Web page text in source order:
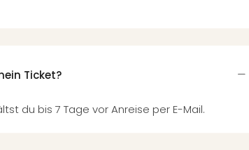
Ticket?
du bis 7 Tage vor Anreise per E-Mail.